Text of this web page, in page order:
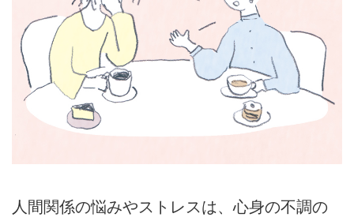
人間関係の悩みやストレスは、心身の不調の